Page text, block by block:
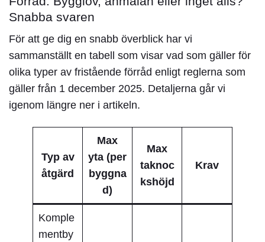
Snabba svaren
För att ge dig en snabb överblick har vi
sammanställt en tabell som visar vad som gäller för
olika typer av fristående förråd enligt reglerna som
gäller från 1 december 2025. Detaljerna går vi
igenom längre ner i artikeln.
Typ av
åtgärd
Max
yta (per
byggna
d)
Max
taknoc
kshöjd
Krav
Komple
mentby